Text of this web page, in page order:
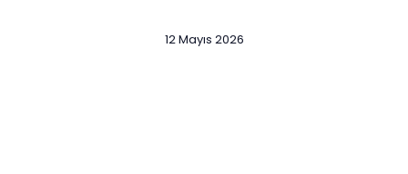
12 Mayıs 2026